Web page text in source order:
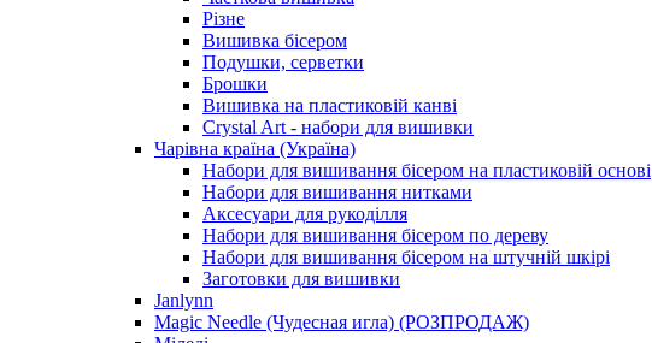
Різне
Вишивка бісером
Подушки, серветки
Брошки
Вишивка на пластиковій канві
Crystal Art - набори для вишивки
Чарівна країна (Україна)
Набори для вишивання бісером на пластиковій основі
Набори для вишивання нитками
Аксесуари для рукоділля
Набори для вишивання бісером по дереву
Набори для вишивання бісером на штучній шкірі
Заготовки для вишивки
Janlynn
Magic Needle (Чудесная игла) (РОЗПРОДАЖ)